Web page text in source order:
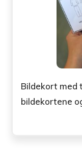
Bildekort med
bildekortene